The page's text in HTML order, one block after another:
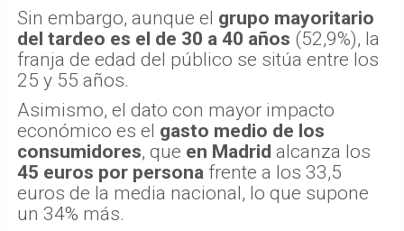
Sin embargo, aunque el grupo mayoritario
del tardeo es el de 30 a 40 años (52,9%), la
franja de edad del público se sitúa entre los
25 y 55 años.
Asimismo, el dato con mayor impacto
económico es el gasto medio de los
consumidores, que en Madrid alcanza los
45 euros por persona frente a los 33,5
euros de la media nacional, lo que supone
un 34% más.